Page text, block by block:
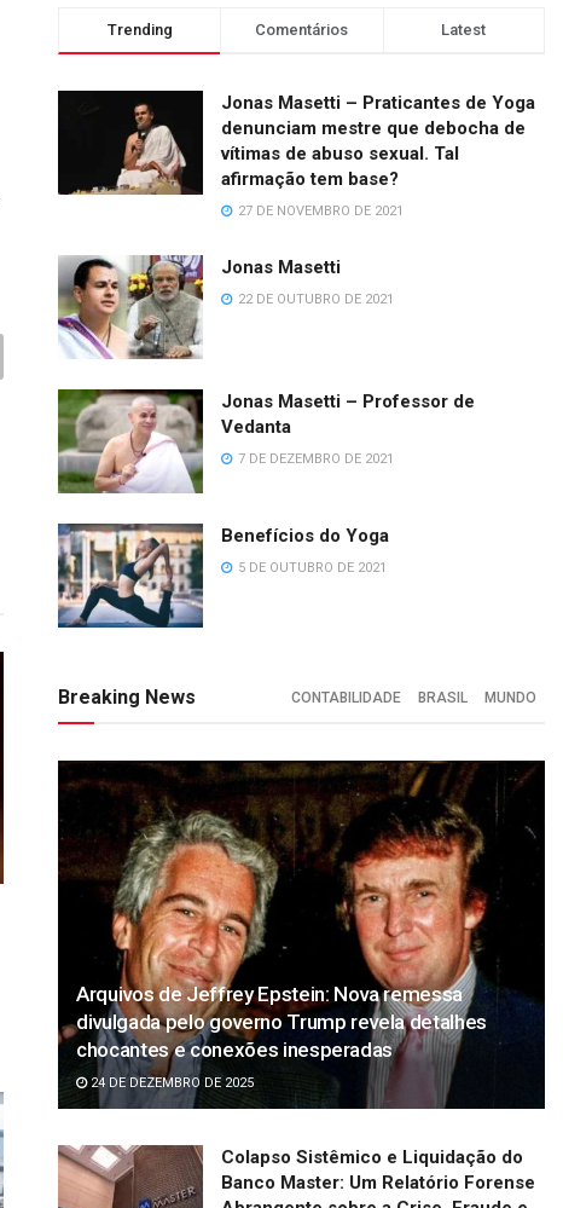
Trending Comentários Latest
Jonas Masetti – Praticantes de Yoga
denunciam mestre que debocha de
vítimas de abuso sexual. Tal
afirmação tem base?
27 DE NOVEMBRO DE 2021
Jonas Masetti
22 DE OUTUBRO DE 2021
Jonas Masetti – Professor de
Vedanta
7 DE DEZEMBRO DE 2021
Benefícios do Yoga
5 DE OUTUBRO DE 2021
Breaking News CONTABILIDADE BRASIL MUNDO
Arquivos de Jeffrey Epstein: Nova remessa
divulgada pelo governo Trump revela detalhes
chocantes e conexões inesperadas
24 DE DEZEMBRO DE 2025
Colapso Sistêmico e Liquidação do
Banco Master: Um Relatório Forense